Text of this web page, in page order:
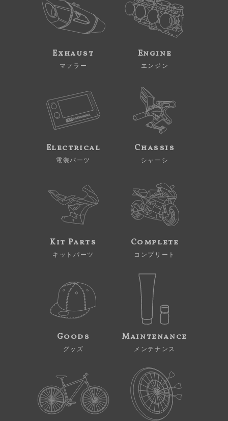
Exhaust
マフラー
Engine
エンジン
Electrical
電装パーツ
Chassis
シャーシ
Kit Parts
キットパーツ
Complete
コンプリート
Goods
グッズ
Maintenance
メンテナンス